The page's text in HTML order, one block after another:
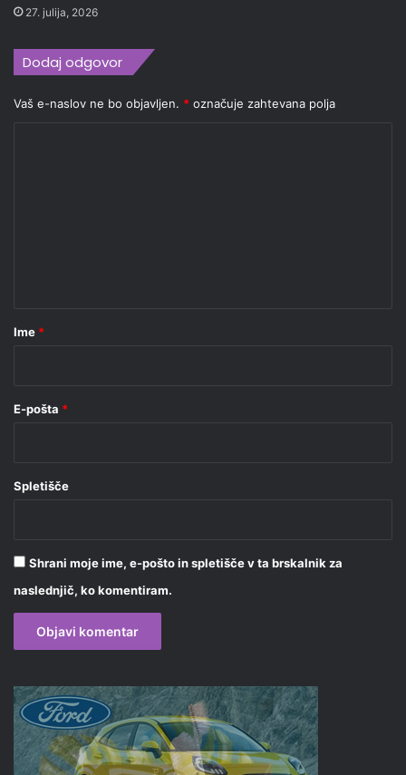
27. julija, 2026
Dodaj odgovor
Vaš e-naslov ne bo objavljen. * označuje zahtevana polja
rIme *
E-pošta *
Spletišče
Shrani moje ime, e-pošto in spletišče v ta brskalnik za
naslednjič, ko komentiram.